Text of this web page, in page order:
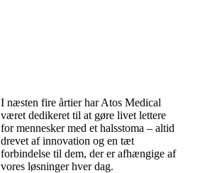
I næsten fire årtier har Atos Medical
været dedikeret til at gøre livet lettere
for mennesker med et halsstoma – altid
drevet af innovation og en tæt
forbindelse til dem, der er afhængige af
vores løsninger hver dag.